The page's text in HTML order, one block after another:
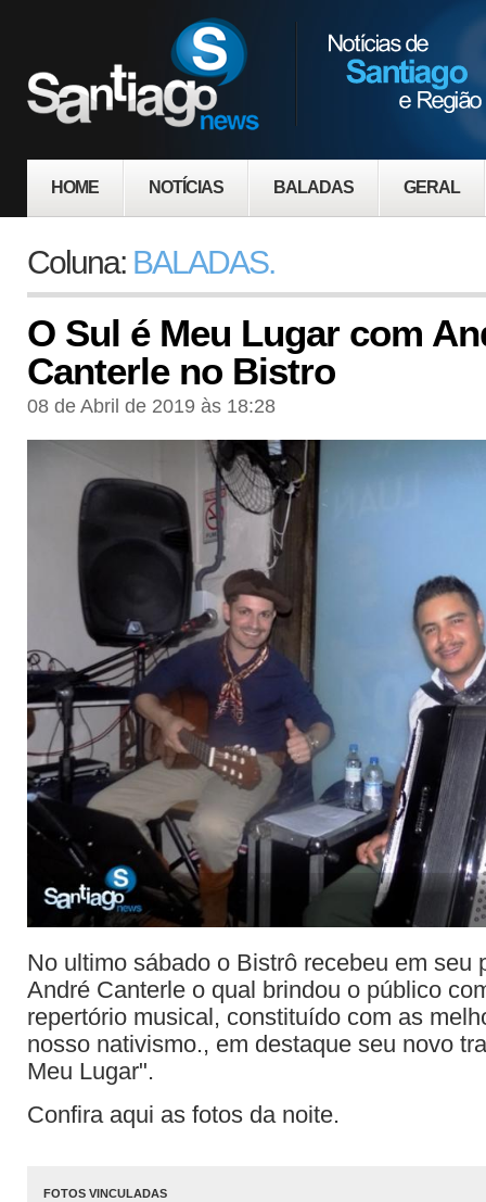
HOME NOTÍCIAS BALADAS GERAL
Coluna: BALADAS.
O Sul é Meu Lugar com
Canterle no Bistro
08 de Abril de 2019 às 18:28
No ultimo sábado o Bistrô recebeu em seu
André Canterle o qual brindou o público
repertório musical, constituído com as
nosso nativismo., em destaque seu novo
Meu Lugar".
Confira aqui as fotos da noite.
FOTOS VINCULADAS